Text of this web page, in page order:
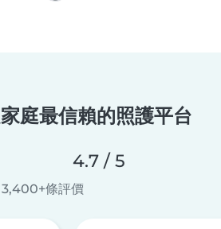
庭最信賴的照護平台
4.7 / 5
3,400+條評價